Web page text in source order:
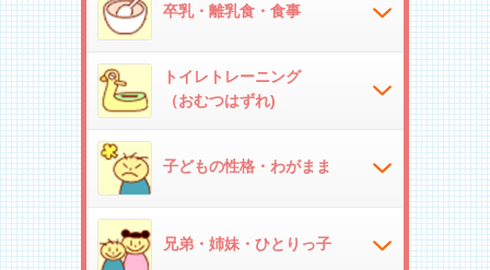
卒乳・離乳食・食事
トイレトレーニング
（おむつはずれ)
子どもの性格・わがまま
兄弟・姉妹・ひとりっ子